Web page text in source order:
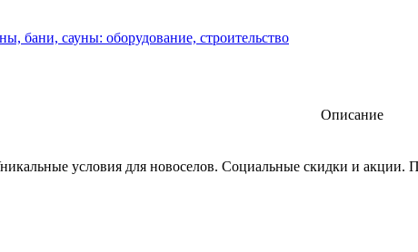
бани, сауны: оборудование, строительство
Описание
условия для новоселов. Социальные скидки и